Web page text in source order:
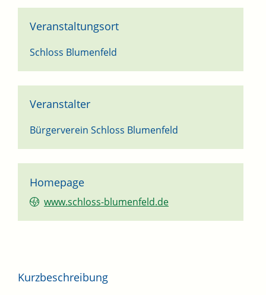
Homepage
www.schloss-blumenfeld.de
Kurzbeschreibung
Veranstaltungsort
Schloss Blumenfeld
Veranstalter
Bürgerverein Schloss Blumenfeld